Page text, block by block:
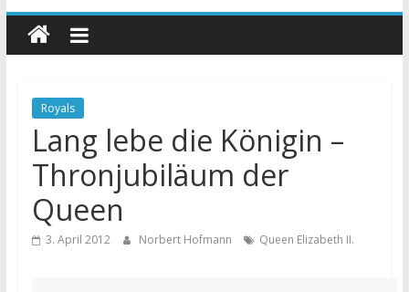
Royals
Lang lebe die Königin –
Thronjubiläum der
Queen
3. April 2012 Norbert Hofmann Queen Elizabeth II.